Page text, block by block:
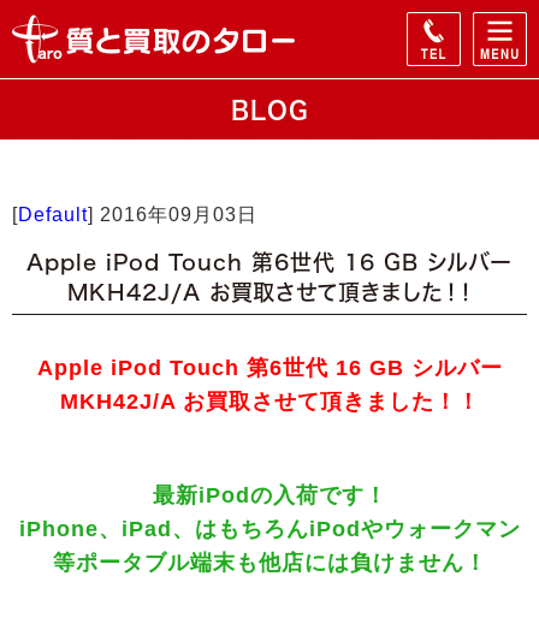
BLOG
[Default] 2016年09月03日
Apple iPod Touch 第6世代 16 GB シルバー
MKH42J/A お買取させて頂きました！！
Apple iPod Touch 第6世代 16 GB シルバー
MKH42J/A お買取させて頂きました！！
最新iPodの入荷です！
iPhone、iPad、はもちろんiPodやウォークマン
等ポータブル端末も他店には負けません！